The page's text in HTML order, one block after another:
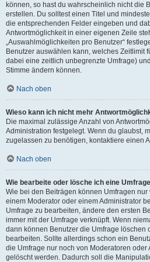
können, so hast du wahrscheinlich nicht die
erstellen. Du solltest einen Titel und
die entsprechenden Felder eingeben und
Antwortmöglichkeit in einer eigenen Zeile
„Auswahlmöglichkeiten pro Benutzer“
Benutzer auswählen kann, welches Zeitlimit
dabei eine zeitlich unbegrenzte Umfrage)
Stimme ändern können.
Nach oben
Wieso kann ich nicht mehr
Die maximal zulässige Anzahl von
Administration festgelegt. Wenn du glaubst,
zugelassen zu benötigen, kontaktiere einen
Nach oben
Wie bearbeite oder lösche ich eine
Wie bei den Beiträgen können Umfragen
einem Moderator oder einem Administrator
Umfrage zu bearbeiten, ändere den ersten
immer mit der Umfrage verknüpft. Wenn
dann können Benutzer die Umfrage löschen
bearbeiten. Sollte allerdings schon ein
die Umfrage nur noch von Moderatoren
gelöscht werden. Dadurch soll die